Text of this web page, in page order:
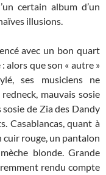
certain album d’un
illusions.
avec un bon quart
alors que son « autre »
ses musiciens ne
mauvais sosie
de Zia des Dandy
Casablancas, quant à
cuir rouge, un pantalon
blonde. Grande
rendu compte